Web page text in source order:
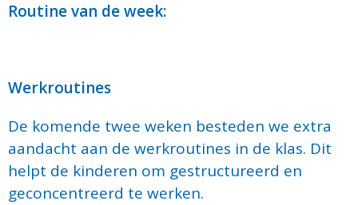
Routine van de week:
Werkroutines
De komende twee weken besteden we extra
aandacht aan de werkroutines in de klas. Dit
helpt de kinderen om gestructureerd en
geconcentreerd te werken.